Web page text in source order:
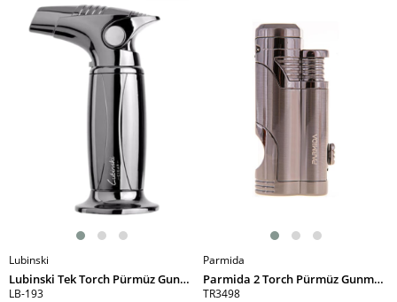
SEPETE EKLE
İndirim
%10İndirim
Lubinski
Lubinski Tek Torch Pürmüz Gunmetal Metal Masa Tipi Puro Çakmağı LB-193
LB-193
SEPETE EKLE
Parmida
Parmida 2 Torch Pürmüz Gunmetal Puro Çakmağı
TR3498